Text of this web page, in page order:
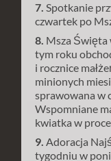
7.Spotkanie
czwartek po
8. Msza Święta
tym roku
i rocznice
minionych
sprawowana w
Wspomniane
kwiatka w
9. Adoracja
tygodniu w